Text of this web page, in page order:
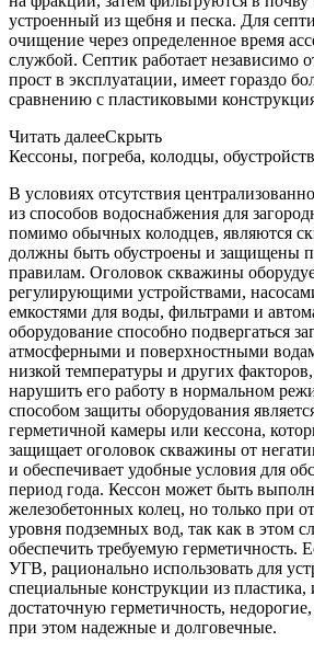
устроенный из щебня и песка. Для
очищение через определенное время
службой. Септик работает независимо
прост в эксплуатации, имеет гораздо
сравнению с пластиковыми
Читать далееСкрыть
Кессоны, погреба, колодцы,
В условиях отсутствия
из способов водоснабжения для
помимо обычных колодцев, являются
должны быть обустроены и защищены
правилам. Оголовок скважины
регулирующими устройствами,
емкостями для воды, фильтрами и
оборудование способно подвергаться
атмосферными и поверхностными
низкой температуры и других
нарушить его работу в нормальном
способом защиты оборудования
герметичной камеры или кессона,
защищает оголовок скважины от
и обеспечивает удобные условия для
период года. Кессон может быть
железобетонных колец, но только при
уровня подземных вод, так как в этом
обеспечить требуемую герметичность.
УГВ, рационально использовать для
специальные конструкции из
достаточную герметичность,
при этом надежные и долговечные.